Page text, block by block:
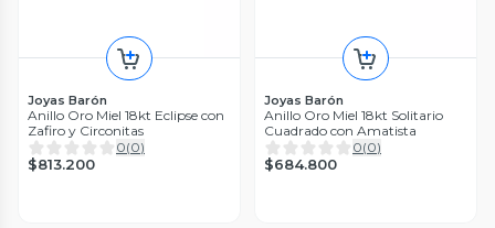
Joyas Barón
Anillo Oro Miel 18kt Eclipse con
Zafiro y Circonitas
0(0)
$813.200
Joyas Barón
Anillo Oro Miel 18kt Solitario
Cuadrado con Amatista
0(0)
$684.800